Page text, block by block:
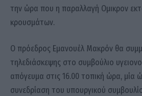
την ώρα που η παραλλαγή Ομικρον
κρουσμάτων.
Ο πρόεδρος Εμανουέλ Μακρόν θα
τηλεδιάσκεψης στο συμβούλιο
απόγευμα στις 16.00 τοπική ώρα, μία
συνεδρίαση του υπουργικού